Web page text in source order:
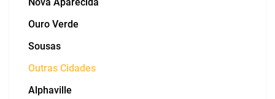
Nova Aparecida
Ouro Verde
Sousas
Outras Cidades
Alphaville